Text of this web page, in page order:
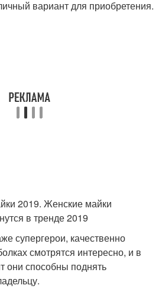
вариант для приобретения.
супергерои, качественно
смотрятся интересно, и в
они способны поднять